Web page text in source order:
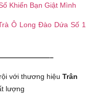
Khiến Bạn Giật Mình
Ô Long Đào Dứa Số 1
với thương hiệu Trân
lượng